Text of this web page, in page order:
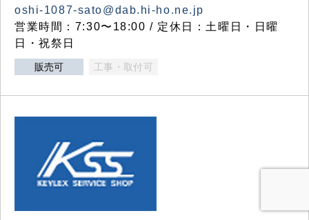
oshi-1087-sato@dab.hi-ho.ne.jp
営業時間：7:30〜18:00 / 定休日：土曜日・日曜
日・祝祭日
販売可 工事・取付可